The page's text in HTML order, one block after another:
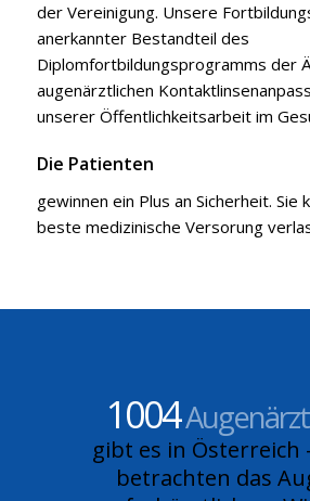
der Vereinigung. Unsere
anerkannter Bestandteil des
Diplomfortbildungsprogramms der
augenärztlichen
unserer Öffentlichkeitsarbeit im
Die Patienten
gewinnen ein Plus an Sicherheit. Sie
beste medizinische Versorung
1004
gibt es in Österreich
betrachten das